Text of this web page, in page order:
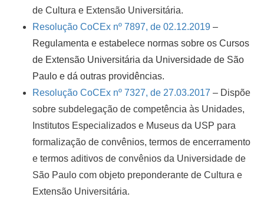
de Cultura e Extensão Universitária.
Resolução CoCEx nº 7897, de 02.12.2019 –
Regulamenta e estabelece normas sobre os Cursos
de Extensão Universitária da Universidade de São
Paulo e dá outras providências.
Resolução CoCEx nº 7327, de 27.03.2017 – Dispõe
sobre subdelegação de competência às Unidades,
Institutos Especializados e Museus da USP para
formalização de convênios, termos de encerramento
e termos aditivos de convênios da Universidade de
São Paulo com objeto preponderante de Cultura e
Extensão Universitária.